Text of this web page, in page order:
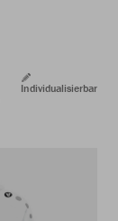
Individualisierbar